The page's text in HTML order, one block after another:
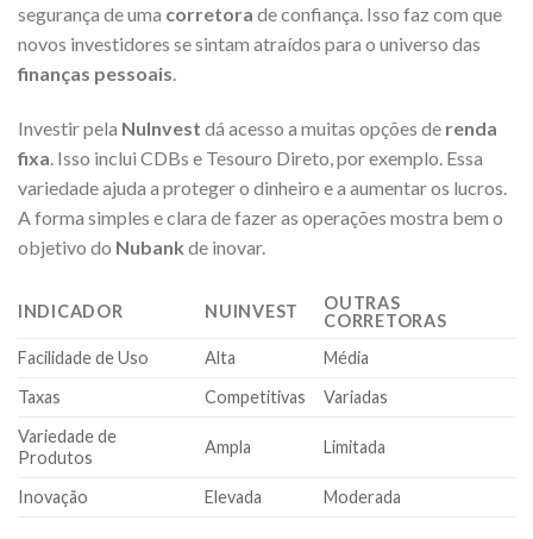
segurança de uma corretora de confiança. Isso faz com que
novos investidores se sintam atraídos para o universo das
finanças pessoais.
Investir pela NuInvest dá acesso a muitas opções de renda
fixa . Isso inclui CDBs e Tesouro Direto, por exemplo. Essa
variedade ajuda a proteger o dinheiro e a aumentar os lucros.
A forma simples e clara de fazer as operações mostra bem o
objetivo do Nubank de inovar.
INDICADOR NUINVEST
OUTRAS
CORRETORAS
Facilidade de Uso
Alta
Média
Taxas
Competitivas
Variadas
Variedade de
Produtos
Ampla Limitada
Inovação Elevada Moderada